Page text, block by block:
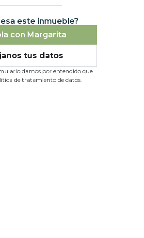
este inmueble?
con Margarita
tus datos
damos por entendido que
de tratamiento de datos.